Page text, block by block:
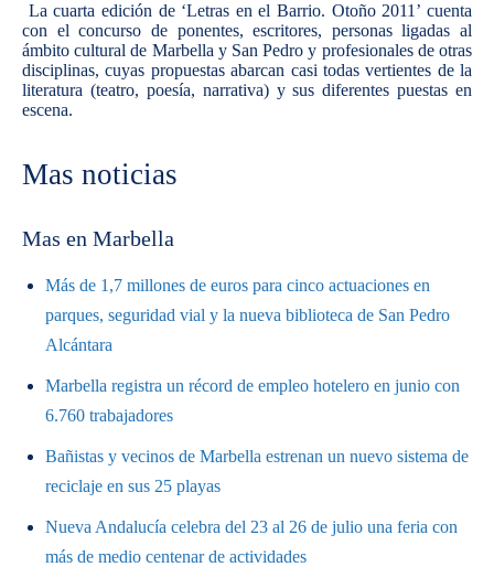
La cuarta edición de ‘Letras en el Barrio. Otoño 2011’ cuenta
con el concurso de ponentes, escritores, personas ligadas al
ámbito cultural de Marbella y San Pedro y profesionales de otras
disciplinas, cuyas propuestas abarcan casi todas vertientes de la
literatura (teatro, poesía, narrativa) y sus diferentes puestas en
escena.
Mas noticias
Mas en Marbella
Más de 1,7 millones de euros para cinco actuaciones en
parques, seguridad vial y la nueva biblioteca de San Pedro
Alcántara
Marbella registra un récord de empleo hotelero en junio con
6.760 trabajadores
Bañistas y vecinos de Marbella estrenan un nuevo sistema de
reciclaje en sus 25 playas
Nueva Andalucía celebra del 23 al 26 de julio una feria con
más de medio centenar de actividades